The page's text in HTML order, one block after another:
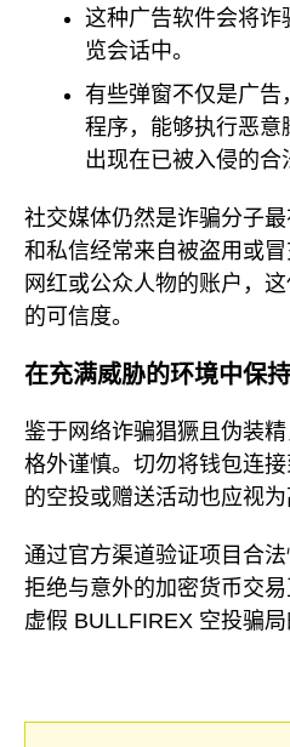
这种广告软件会将诈
览会话中。
有些弹窗不仅是广
程序，能够执行恶
出现在已被入侵的合
社交媒体仍然是诈骗分子
和私信经常来自被盗用或冒
网红或公众人物的账户，
的可信度。
在充满威胁的环境中保
鉴于网络诈骗猖獗且伪装
格外谨慎。切勿将钱包连
的空投或赠送活动也应视为
通过官方渠道验证项目合
拒绝与意外的加密货币交
虚假 BULLFIREX 空投骗局